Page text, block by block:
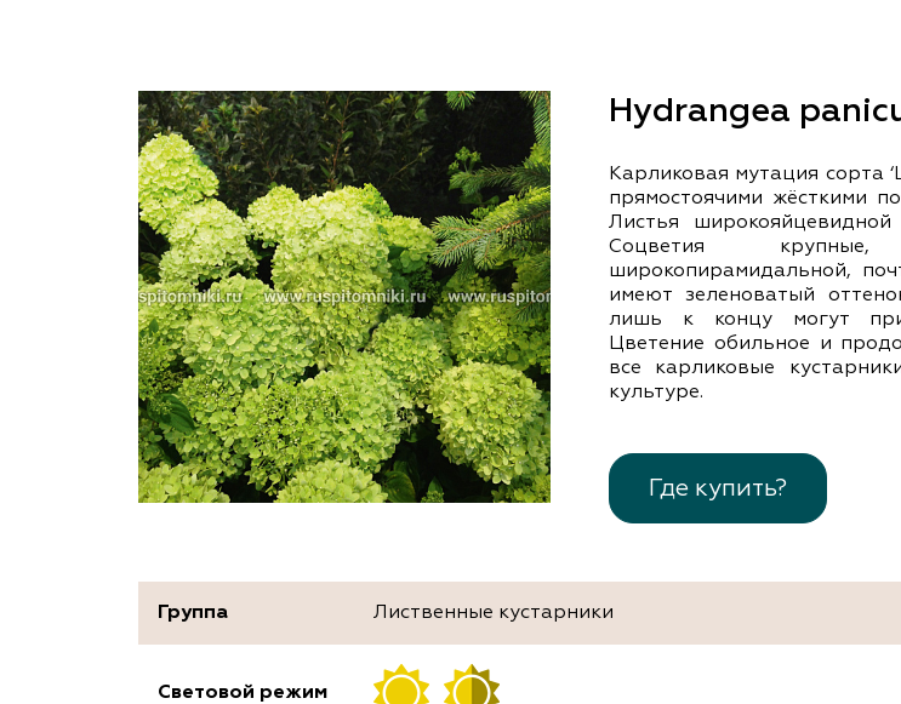
Региональные
представительстваHydrangea
Карликовая мутация сорта
прямостоячими жёсткими
Листья
Соцветия
широкопирамидальной,
имеют зеленоватый
лишь к концу могут
Цветение обильное и
все карликовые
культуре.
Где купить?
Группа Лиственные кустарники
Световой режим